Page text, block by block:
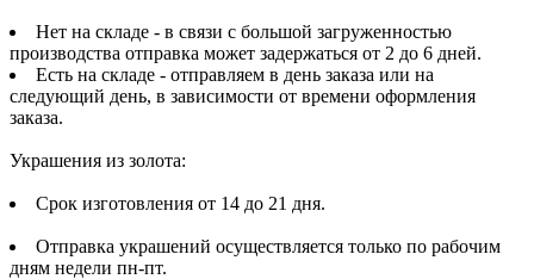
Нет на складе - в связи с большой загруженностью
производства отправка может задержаться от 2 до 6 дней.
Есть на складе - отправляем в день заказа или на
следующий день, в зависимости от времени оформления
заказа.
Украшения из золота:
Срок изготовления от 14 до 21 дня.
Отправка украшений осуществляется только по рабочим
дням недели пн-пт.